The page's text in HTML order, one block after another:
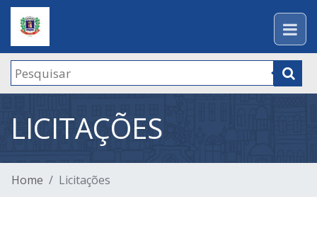
LICITAÇÕES
Home Licitações